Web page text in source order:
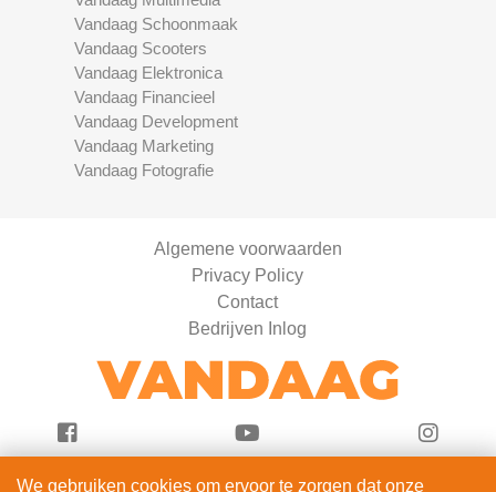
Vandaag Schoonmaak
Vandaag Scooters
Vandaag Elektronica
Vandaag Financieel
Vandaag Development
Vandaag Marketing
Vandaag Fotografie
Algemene voorwaarden
Privacy Policy
Contact
Bedrijven Inlog
We gebruiken cookies om ervoor te zorgen dat onze